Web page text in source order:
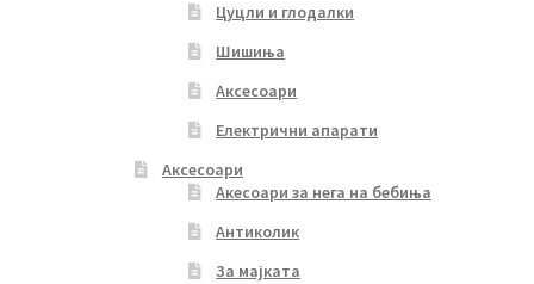
Цуцли и глодалки
Шишиња
Аксесоари
Електрични апарати
Аксесоари
Акесоари за нега на бебиња
Антиколик
За мајката